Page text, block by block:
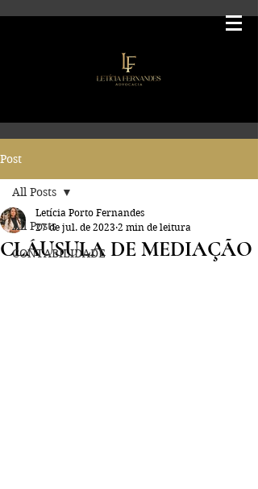
Post
All Posts
CONTABILIDADE
All Posts
CLÁUSULA DE MEDIAÇÃO
Letícia Porto Fernandes
27 de jul. de 2023 2 min de leitura